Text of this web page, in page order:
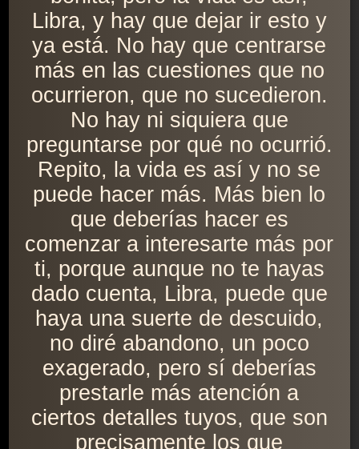
Libra, y hay que dejar ir esto y
ya está. No hay que centrarse
más en las cuestiones que no
ocurrieron, que no sucedieron.
No hay ni siquiera que
preguntarse por qué no ocurrió.
Repito, la vida es así y no se
puede hacer más. Más bien lo
que deberías hacer es
comenzar a interesarte más por
ti, porque aunque no te hayas
dado cuenta, Libra, puede que
haya una suerte de descuido,
no diré abandono, un poco
exagerado, pero sí deberías
prestarle más atención a
ciertos detalles tuyos, que son
precisamente los que